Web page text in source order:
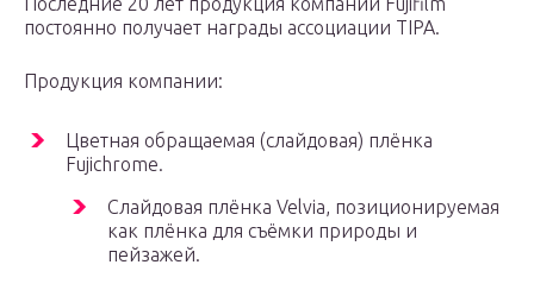
постоянно получает награды ассоциации TIPA.
Продукция компании:
Цветная обращаемая (слайдовая) плёнка
Fujichrome.
Слайдовая плёнка Velvia, позиционируемая
как плёнка для съёмки природы и
пейзажей.